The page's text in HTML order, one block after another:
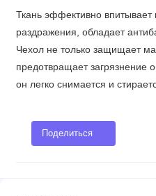
Ткань эффективно впитывает
раздражения, обладает
Чехол не только защищает
предотвращает загрязнение
он легко снимается и
Поделиться